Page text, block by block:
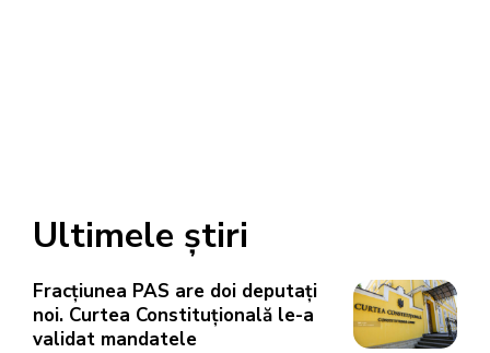
Ultimele știri
Fracțiunea PAS are doi deputați
noi. Curtea Constituțională le-a
validat mandatele